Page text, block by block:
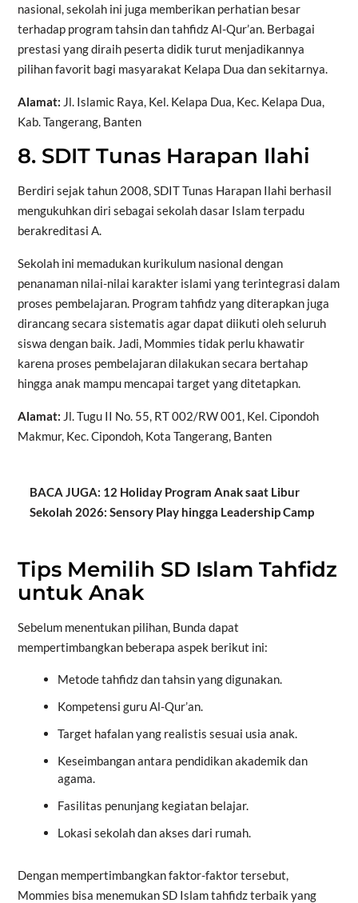
nasional, sekolah ini juga memberikan perhatian besar
terhadap program tahsin dan tahfidz Al-Qur’an. Berbagai
prestasi yang diraih peserta didik turut menjadikannya
pilihan favorit bagi masyarakat Kelapa Dua dan sekitarnya.
Alamat: Jl. Islamic Raya, Kel. Kelapa Dua, Kec. Kelapa Dua,
Kab. Tangerang, Banten
8. SDIT Tunas Harapan Ilahi
Berdiri sejak tahun 2008, SDIT Tunas Harapan Ilahi berhasil
mengukuhkan diri sebagai sekolah dasar Islam terpadu
berakreditasi A.
Sekolah ini memadukan kurikulum nasional dengan
penanaman nilai-nilai karakter islami yang terintegrasi dalam
proses pembelajaran. Program tahfidz yang diterapkan juga
dirancang secara sistematis agar dapat diikuti oleh seluruh
siswa dengan baik. Jadi, Mommies tidak perlu khawatir
karena proses pembelajaran dilakukan secara bertahap
hingga anak mampu mencapai target yang ditetapkan.
Alamat: Jl. Tugu II No. 55, RT 002/RW 001, Kel. Cipondoh
Makmur, Kec. Cipondoh, Kota Tangerang, Banten
BACA JUGA: 12 Holiday Program Anak saat Libur
Sekolah 2026: Sensory Play hingga Leadership Camp
Tips Memilih SD Islam Tahfidz
untuk Anak
Sebelum menentukan pilihan, Bunda dapat
mempertimbangkan beberapa aspek berikut ini:
Metode tahfidz dan tahsin yang digunakan.
Kompetensi guru Al-Qur’an.
Target hafalan yang realistis sesuai usia anak.
Keseimbangan antara pendidikan akademik dan
agama.
Fasilitas penunjang kegiatan belajar.
Lokasi sekolah dan akses dari rumah.
Dengan mempertimbangkan faktor-faktor tersebut,
Mommies bisa menemukan SD Islam tahfidz terbaik yang